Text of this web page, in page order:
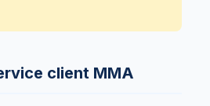
client MMA